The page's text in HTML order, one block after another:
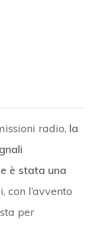
radio, la
è stata una
con l’avvento
per